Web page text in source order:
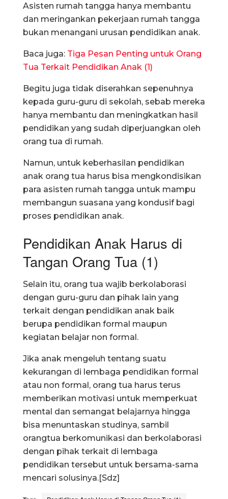
Asisten rumah tangga hanya membantu
dan meringankan pekerjaan rumah tangga
bukan menangani urusan pendidikan anak.
Baca juga: Tiga Pesan Penting untuk Orang
Tua Terkait Pendidikan Anak (1)
Begitu juga tidak diserahkan sepenuhnya
kepada guru-guru di sekolah, sebab mereka
hanya membantu dan meningkatkan hasil
pendidikan yang sudah diperjuangkan oleh
orang tua di rumah.
Namun, untuk keberhasilan pendidikan
anak orang tua harus bisa mengkondisikan
para asisten rumah tangga untuk mampu
membangun suasana yang kondusif bagi
proses pendidikan anak.
Pendidikan Anak Harus di
Tangan Orang Tua (1)
Selain itu, orang tua wajib berkolaborasi
dengan guru-guru dan pihak lain yang
terkait dengan pendidikan anak baik
berupa pendidikan formal maupun
kegiatan belajar non formal.
Jika anak mengeluh tentang suatu
kekurangan di lembaga pendidikan formal
atau non formal, orang tua harus terus
memberikan motivasi untuk memperkuat
mental dan semangat belajarnya hingga
bisa menuntaskan studinya, sambil
orangtua berkomunikasi dan berkolaborasi
dengan pihak terkait di lembaga
pendidikan tersebut untuk bersama-sama
mencari solusinya.[Sdz]